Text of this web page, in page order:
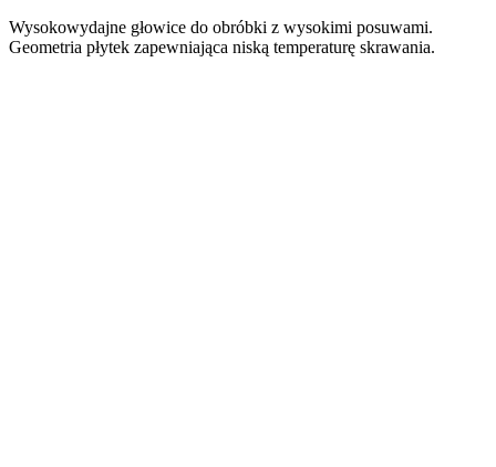
Wysokowydajne głowice do obróbki z wysokimi posuwami.
Geometria płytek zapewniająca niską temperaturę skrawania.